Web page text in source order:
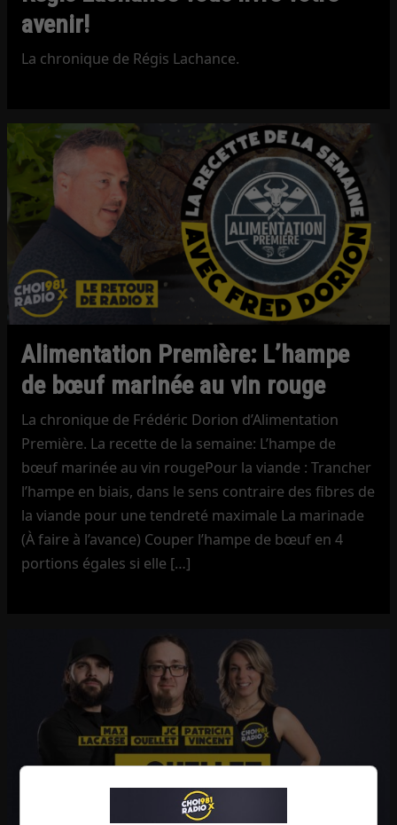
avenir!
La chronique de Régis Lachance.
Alimentation Première: L’hampe
de bœuf marinée au vin rouge
La chronique de Frédéric Dorion d’Alimentation
Première. La recette de la semaine: L’hampe de
bœuf marinée au vin rougePour la viande : Trancher
l’hampe en biais, dans le sens contraire des fibres de
la viande pour une tendreté maximale La marinade
(À faire à l’avance) Couper l’hampe de bœuf en 4
portions égales si elle […]